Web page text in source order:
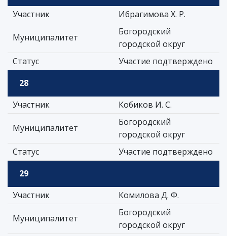
Участник
Ибрагимова Х. Р.
Муниципалитет
Богородский
городской округ
Статус
Участие подтверждено
28
Участник
Кобиков И. С.
Муниципалитет
Богородский
городской округ
Статус
Участие подтверждено
29
Участник
Комилова Д. Ф.
Муниципалитет
Богородский
городской округ